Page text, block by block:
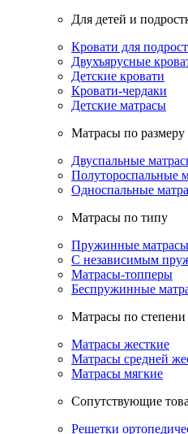
Для детей и
Кровати для
Двухъярусные
Детские кровати
Кровати-чердаки
Детские матрасы
Матрасы по размеру
Двуспальные
Полутороспальные
Односпальные
Матрасы по типу
Пружинные матрасы
С независимым
Матрасы-топперы
Беспружинные
Матрасы по степени
Матрасы жесткие
Матрасы средней
Матрасы мягкие
Сопутствующие
Решетки